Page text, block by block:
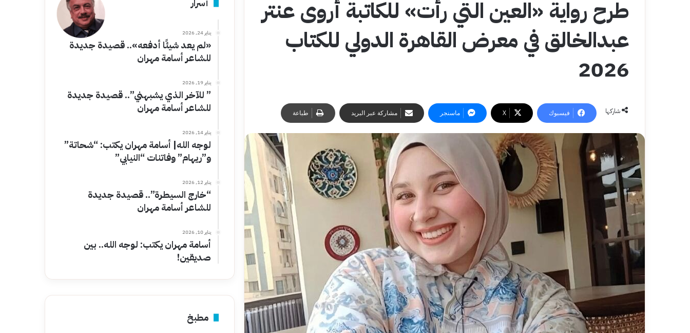
طرح رواية «العين التي رأت» للكاتبة أروى عنتر
عبدالخالق في معرض القاهرة الدولي للكتاب
2026
شاركها فيسبوك ‫X ماسنجر مشاركة عبر البريد طباعة
أسرار
يناير 24, 2026
«لم يعد شيئًا أدفعه».. قصيدة جديدة
للشاعر أسامة مهران
يناير 19, 2026
” للآخر الذي يشبهني”.. قصيدة جديدة
للشاعر أسامة مهران
يناير 14, 2026
لوجه الله| أسامة مهران يكتب: “شحاتة”
و”ريهام” وفاتنات “النيابي”
يناير 12, 2026
“خارج السيطرة”.. قصيدة جديدة
للشاعر أسامة مهران
يناير 10, 2026
أسامة مهران يكتب: لوجه الله.. بين
صديقين!
مطبخ